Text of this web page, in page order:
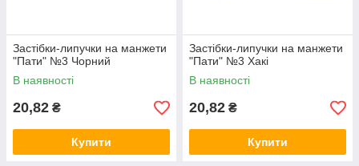
Застібки-липучки на манжети
"Пати" №3 Чорний
В наявності
20,82 ₴
Купити
Застібки-липучки на манжети
"Пати" №3 Хакі
В наявності
20,82 ₴
Купити